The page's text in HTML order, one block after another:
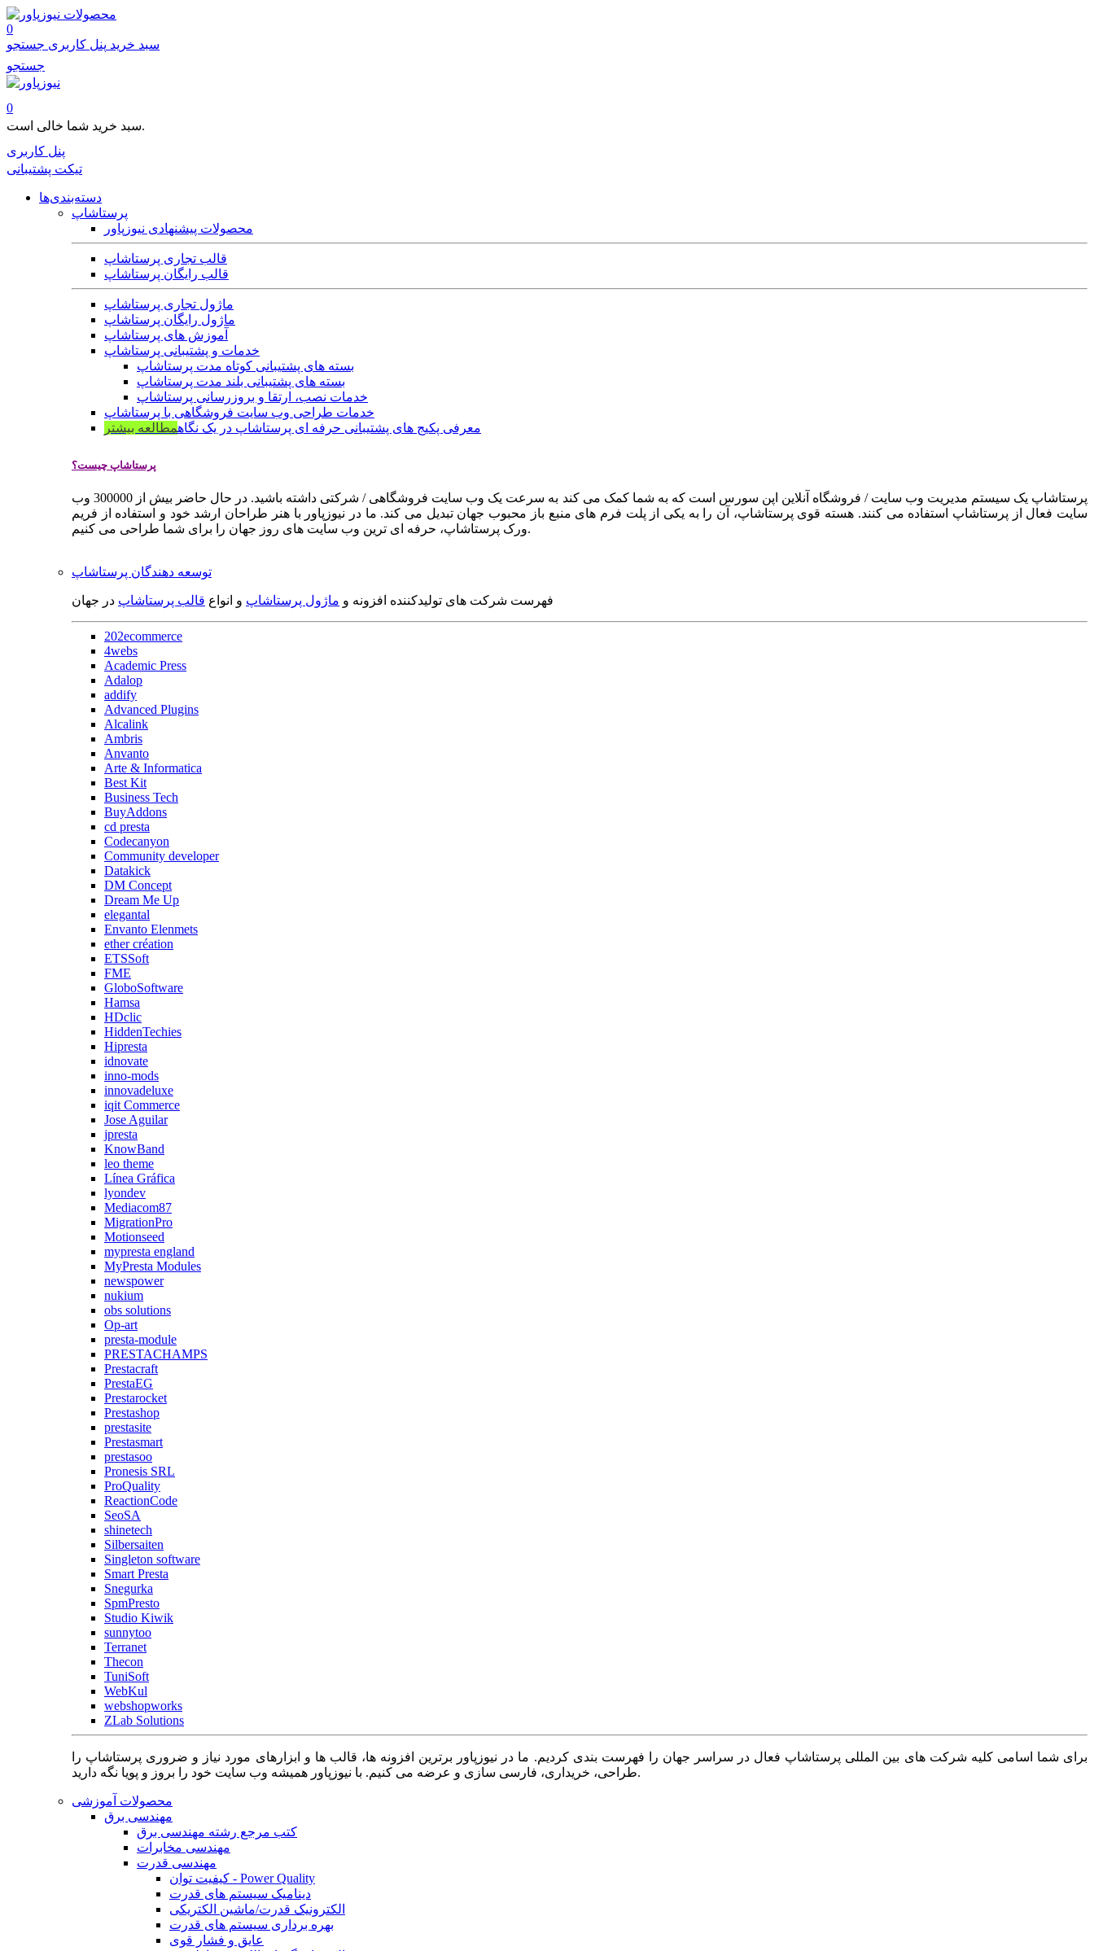
محصولات
0
سبد خرید پنل کاربری جستجو
جستجو
0
سبد خرید شما خالی است.
پنل کاربری
تیکت پشتیبانی
دسته‌بندی‌ها
پرستاشاپ
محصولات پیشنهادی نیوزپاور
قالب تجاری پرستاشاپ
قالب رایگان پرستاشاپ
ماژول تجاری پرستاشاپ
ماژول رایگان پرستاشاپ
آموزش های پرستاشاپ
خدمات و پشتیبانی پرستاشاپ
بسته های پشتیبانی کوتاه مدت پرستاشاپ
بسته های پشتیبانی بلند مدت پرستاشاپ
خدمات نصب، ارتقا و بروزرسانی پرستاشاپ
خدمات طراحی وب سایت فروشگاهی با پرستاشاپ
معرفی پکیج های پشتیبانی حرفه ای پرستاشاپ در یک نگاهمطالعه بیشتر
پرستاشاپ چیست؟
پرستاشاپ یک سیستم مدیریت وب سایت / فروشگاه آنلاین اپن سورس است که به شما کمک می کند به سرعت یک وب سایت فروشگاهی / شرکتی داشته باشید. در حال حاضر بیش از 300000 وب
سایت فعال از پرستاشاپ استفاده می کنند. هسته قوی پرستاشاپ، آن را به یکی از پلت فرم های منبع باز محبوب جهان تبدیل می کند. ما در نیوزپاور با هنر طراحان ارشد خود و استفاده از فریم
ورک پرستاشاپ، حرفه ای ترین وب سایت های روز جهان را برای شما طراحی می کنیم.
توسعه دهندگان پرستاشاپ
فهرست شرکت های تولیدکننده افزونه و ماژول پرستاشاپ و انواع قالب پرستاشاپ در جهان
202ecommerce
4webs
Academic Press
Adalop
addify
Advanced Plugins
Alcalink
Ambris
Anvanto
Arte & Informatica
Best Kit
Business Tech
BuyAddons
cd presta
Codecanyon
Community developer
Datakick
DM Concept
Dream Me Up
elegantal
Envanto Elenmets
ether création
ETSSoft
FME
GloboSoftware
Hamsa
HDclic
HiddenTechies
Hipresta
idnovate
inno-mods
innovadeluxe
iqit Commerce
Jose Aguilar
jpresta
KnowBand
leo theme
Línea Gráfica
lyondev
Mediacom87
MigrationPro
Motionseed
mypresta england
MyPresta Modules
newspower
nukium
obs solutions
Op-art
presta-module
PRESTACHAMPS
Prestacraft
PrestaEG
Prestarocket
Prestashop
prestasite
Prestasmart
prestasoo
Pronesis SRL
ProQuality
ReactionCode
SeoSA
shinetech
Silbersaiten
Singleton software
Smart Presta
Snegurka
SpmPresto
Studio Kiwik
sunnytoo
Terranet
Thecon
TuniSoft
WebKul
webshopworks
ZLab Solutions
برای شما اسامی کلیه شرکت های بین المللی پرستاشاپ فعال در سراسر جهان را فهرست بندی کردیم. ما در نیوزپاور برترین افزونه ها، قالب ها و ابزارهای مورد نیاز و ضروری پرستاشاپ را
طراحی، خریداری، فارسی سازی و عرضه می کنیم. با نیوزپاور همیشه وب سایت خود را بروز و پویا نگه دارید.
محصولات آموزشی
مهندسی برق
کتب مرجع رشته مهندسی برق
مهندسی مخابرات
مهندسی قدرت
کیفیت توان - Power Quality
دینامیک سیستم های قدرت
الکترونیک قدرت/ماشین الکتریکی
بهره برداری سیستم های قدرت
عایق و فشار قوی